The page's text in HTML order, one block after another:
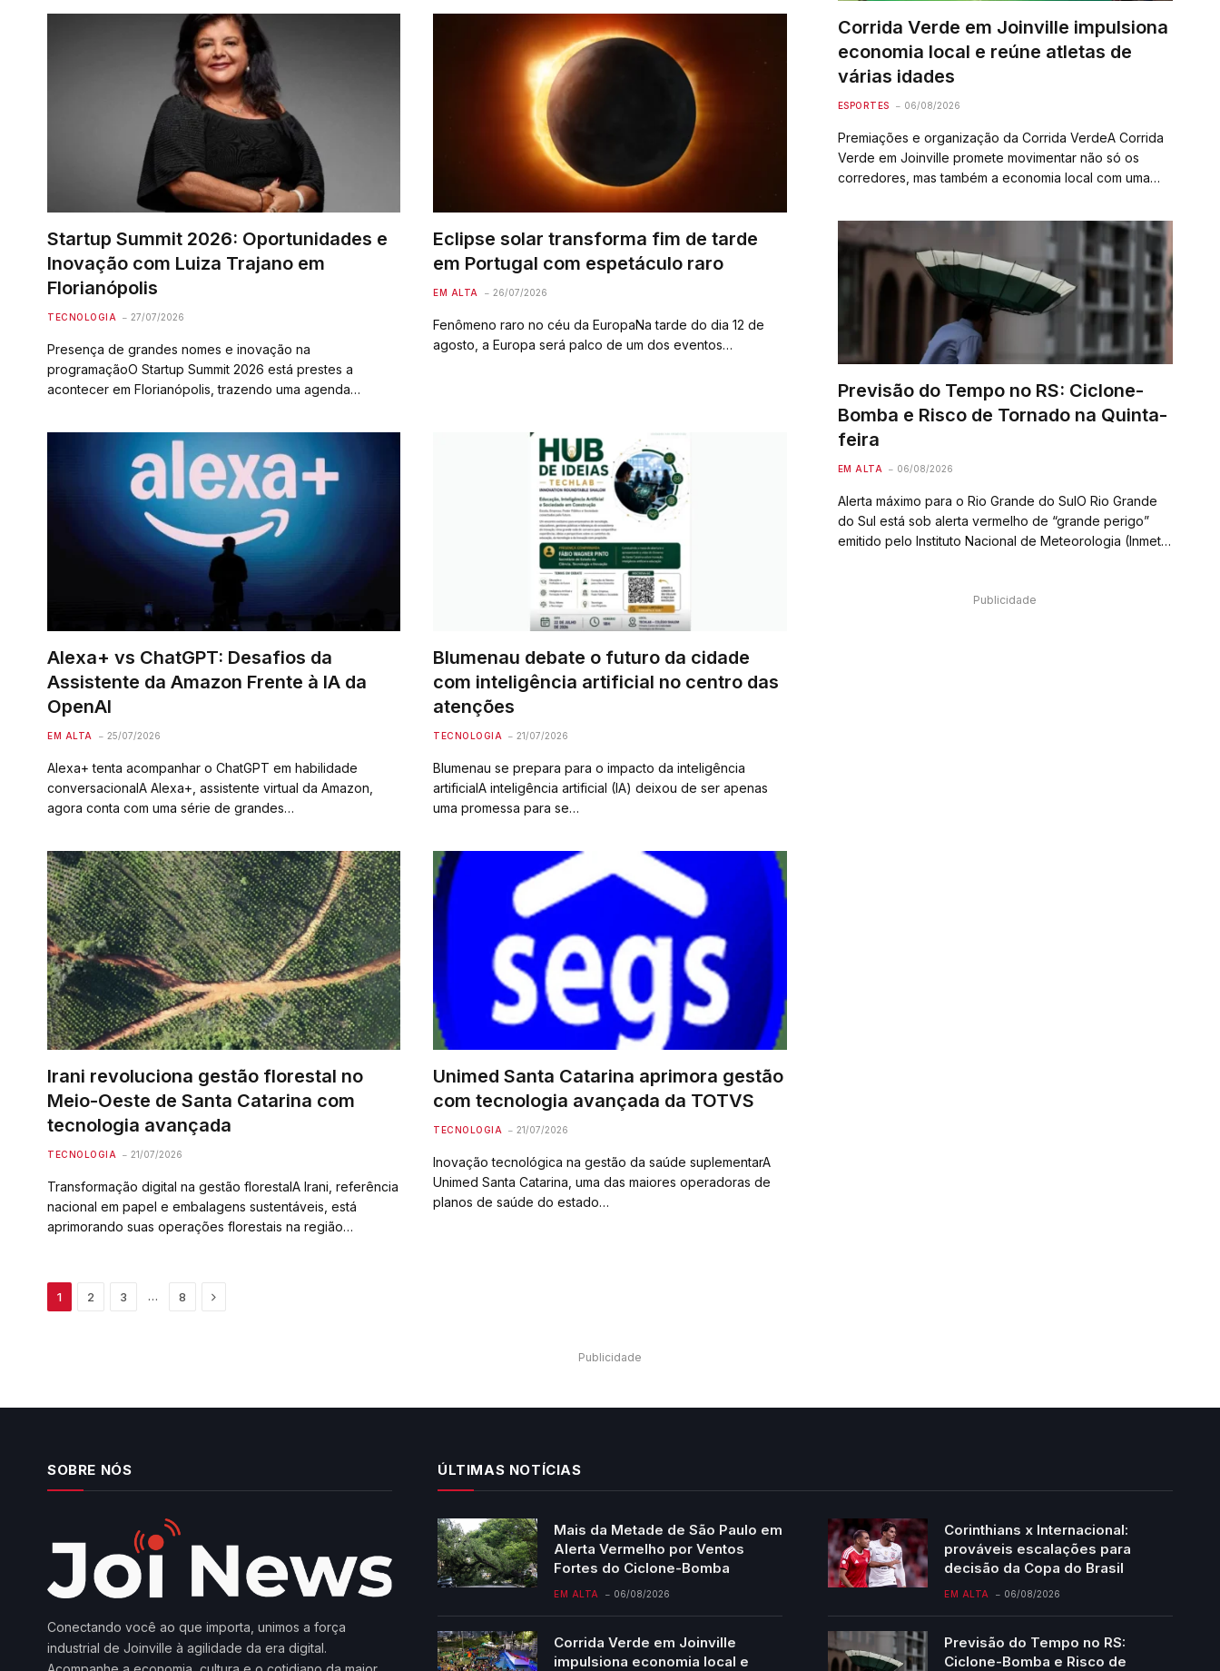
Startup Summit 2026: Oportunidades e
Inovação com Luiza Trajano em
Florianópolis
TECNOLOGIA 27/07/2026
Presença de grandes nomes e inovação na
programaçãoO Startup Summit 2026 está prestes a
acontecer em Florianópolis, trazendo uma agenda…
Eclipse solar transforma fim de tarde
em Portugal com espetáculo raro
EM ALTA 26/07/2026
Fenômeno raro no céu da EuropaNa tarde do dia 12 de
agosto, a Europa será palco de um dos eventos…
Alexa+ vs ChatGPT: Desafios da
Assistente da Amazon Frente à IA da
OpenAI
EM ALTA 25/07/2026
Alexa+ tenta acompanhar o ChatGPT em habilidade
conversacionalA Alexa+, assistente virtual da Amazon,
agora conta com uma série de grandes…
Blumenau debate o futuro da cidade
com inteligência artificial no centro das
atenções
TECNOLOGIA 21/07/2026
Blumenau se prepara para o impacto da inteligência
artificialA inteligência artificial (IA) deixou de ser apenas
uma promessa para se…
Irani revoluciona gestão florestal no
Meio-Oeste de Santa Catarina com
tecnologia avançada
TECNOLOGIA 21/07/2026
Transformação digital na gestão florestalA Irani, referência
nacional em papel e embalagens sustentáveis, está
aprimorando suas operações florestais na região…
Unimed Santa Catarina aprimora gestão
com tecnologia avançada da TOTVS
TECNOLOGIA 21/07/2026
Inovação tecnológica na gestão da saúde suplementarA
Unimed Santa Catarina, uma das maiores operadoras de
planos de saúde do estado…
1 2 3 … 8 Next
Corrida Verde em Joinville impulsiona
economia local e reúne atletas de
várias idades
ESPORTES 06/08/2026
Premiações e organização da Corrida VerdeA Corrida
Verde em Joinville promete movimentar não só os
corredores, mas também a economia local com uma
troféus serão entregues aos cinco primeiros colocados
no geral, tanto…
Previsão do Tempo no RS: Ciclone-
Bomba e Risco de Tornado na Quinta-
feira
EM ALTA 06/08/2026
Alerta máximo para o Rio Grande do SulO Rio Grande
do Sul está sob alerta vermelho de “grande perigo”
emitido pelo Instituto Nacional de Meteorologia (Inmet)
Publicidade
Publicidade
SOBRE NÓS
Conectando você ao que importa, unimos a força
industrial de Joinville à agilidade da era digital.
ÚLTIMAS NOTÍCIAS
Mais da Metade de São Paulo em
Alerta Vermelho por Ventos
Fortes do Ciclone-Bomba
EM ALTA 06/08/2026
Corinthians x Internacional:
prováveis escalações para
decisão da Copa do Brasil
EM ALTA 06/08/2026
Corrida Verde em Joinville
impulsiona economia local e
Previsão do Tempo no RS:
Ciclone-Bomba e Risco de